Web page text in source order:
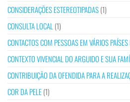
CONSIDERAÇÕES ESTEREOTIPADAS(1)
CONSULTA LOCAL (1)
CONTACTOS COM PESSOAS EM VÁRIOS
CONTEXTO VIVENCIAL DO ARGUIDO E SUA
CONTRIBUIÇÃO DA OFENDIDA PARA A
COR DA PELE(1)